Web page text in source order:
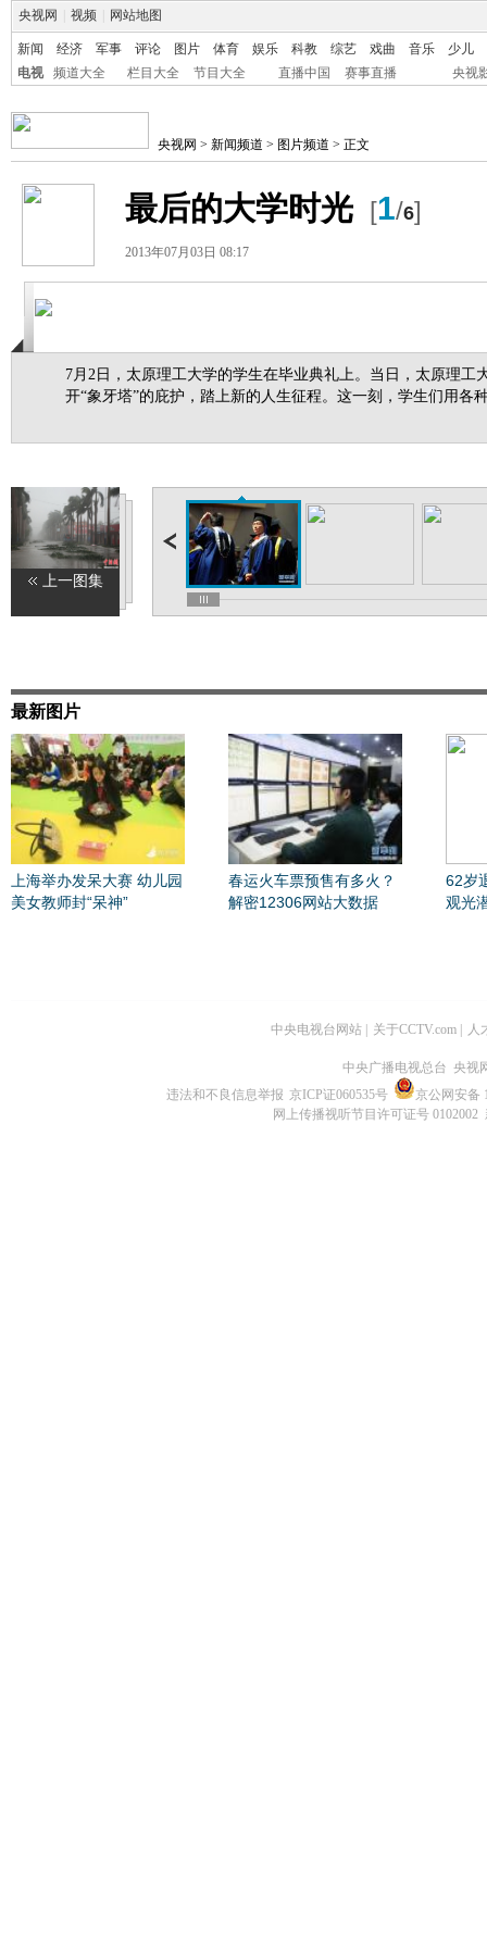
央视网 视频 网站地图
新闻 经济 军事 评论 图片 体育 娱乐 科教 综艺 戏曲 音乐
少儿
电视
频道大全 栏目大全 节目大全 直播中国 赛事直播 央视
央视网 > 新闻频道 > 图片频道 > 正文
最后的大学时光 [1/6]
2013年07月03日 08:17
7月2日，太原理工大学的学生在毕业典礼上。当日，太原理
开“象牙塔”的庇护，踏上新的人生征程。这一刻，学生们用
上一图集
最新图片
上海举办发呆大赛 幼儿园
美女教师封“呆神”
春运火车票预售有多火？
解密12306网站大数据
62岁
观光
中央电视台网站 关于CCTV.com 人
中央广播电视总台 央视
违法和不良信息举报 京ICP证060535号
京公网安备
网上传播视听节目许可证号 0102002